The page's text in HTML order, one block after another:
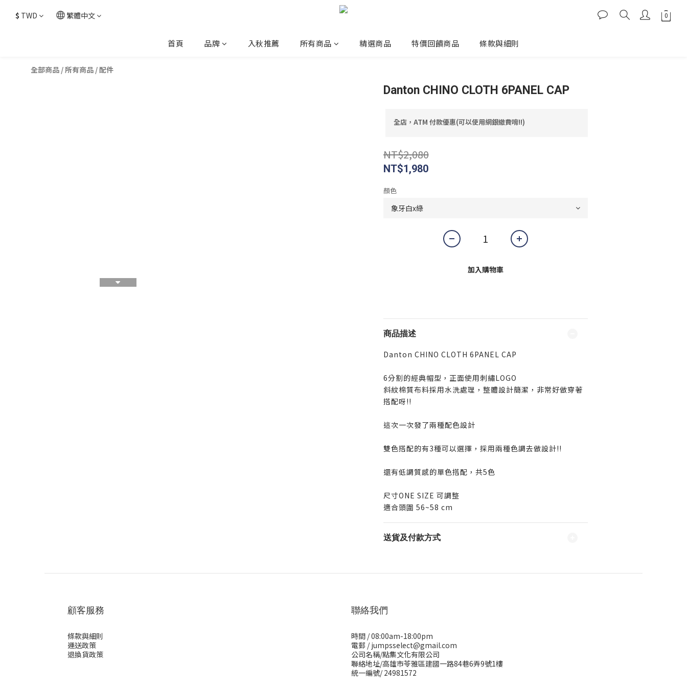
$ TWD 繁體中文
首頁 品牌 入秋推薦 所有商品 精選商品 特價回饋商品 條款與細則
全部商品 /所有商品 /配件
Danton CHINO CLOTH 6PANEL CAP
全店，ATM 付款優惠(可以使用網銀繳費唷!!)
NT$2,080
NT$1,980
顏色
加入購物車
商品描述
Danton CHINO CLOTH 6PANEL CAP
6分割的經典帽型，正面使用刺繡LOGO
斜紋棉質布料採用水洗處理，整體設計簡潔，非常好做穿著
搭配呀!!
這次一次發了兩種配色設計
雙色搭配的有3種可以選擇，採用兩種色調去做設計!!
還有低調質感的單色搭配，共5色
尺寸ONE SIZE 可調整
適合頭圍 56~58 cm
送貨及付款方式
顧客服務
條款與細則
運送政策
退換貨政策
聯絡我們
時間 / 08:00am-18:00pm
電郵 / jumpsselect@gmail.com
公司名稱/點集文化有限公司
聯絡地址/高雄市苓雅區建國一路84巷6弄9號1樓
統一編號/ 24981572